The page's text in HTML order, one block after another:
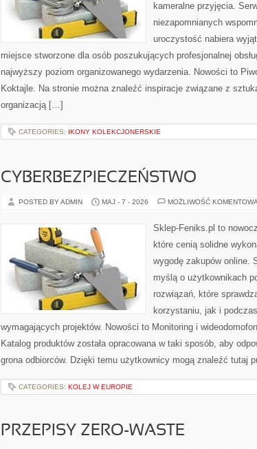
kameralne przyjęcia.
niezapomnianych
uroczystość nabiera
miejsce stworzone dla osób poszukujących profesjonalnej
najwyższy poziom organizowanego wydarzenia. Nowości to
Koktajle. Na stronie można znaleźć inspiracje związane z
organizacją […]
CATEGORIES: IKONY KOLEKCJONERSKIE
CYBERBEZPIECZEŃSTWO
POSTED BY ADMIN MAJ - 7 - 2026 MOŻLIWOŚĆ
Sklep-Feniks.pl to
które cenią solidne
wygodę zakupów online.
myślą o użytkownikach
rozwiązań, które
korzystaniu, jak i
wymagających projektów. Nowości to Monitoring i
Katalog produktów została opracowana w taki sposób, aby
grona odbiorców. Dzięki temu użytkownicy mogą znaleźć tutaj
CATEGORIES: KOLEJ W EUROPIE
PRZEPISY ZERO-WASTE